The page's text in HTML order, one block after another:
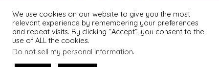
NEWSLETTER PUBLICITÉ CONTACTS
MENTIONS LÉGALES
POLITIQUE DE CONFIDENTIALITÉ
We use cookies on our website to give you the most
relevant experience by remembering your preferences
and repeat visits. By clicking “Accept”, you consent to the
use of ALL the cookies.
Do not sell my personal information.